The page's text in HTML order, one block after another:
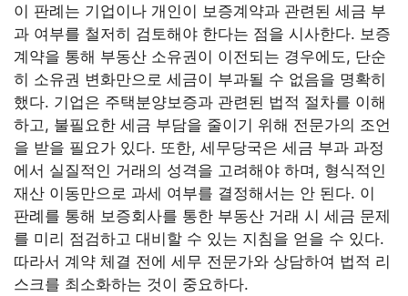
이 판례는 기업이나 개인이 보증계약과 관련된 세금 부
과 여부를 철저히 검토해야 한다는 점을 시사한다. 보증
계약을 통해 부동산 소유권이 이전되는 경우에도, 단순
히 소유권 변화만으로 세금이 부과될 수 없음을 명확히
했다. 기업은 주택분양보증과 관련된 법적 절차를 이해
하고, 불필요한 세금 부담을 줄이기 위해 전문가의 조언
을 받을 필요가 있다. 또한, 세무당국은 세금 부과 과정
에서 실질적인 거래의 성격을 고려해야 하며, 형식적인
재산 이동만으로 과세 여부를 결정해서는 안 된다. 이
판례를 통해 보증회사를 통한 부동산 거래 시 세금 문제
를 미리 점검하고 대비할 수 있는 지침을 얻을 수 있다.
따라서 계약 체결 전에 세무 전문가와 상담하여 법적 리
스크를 최소화하는 것이 중요하다.